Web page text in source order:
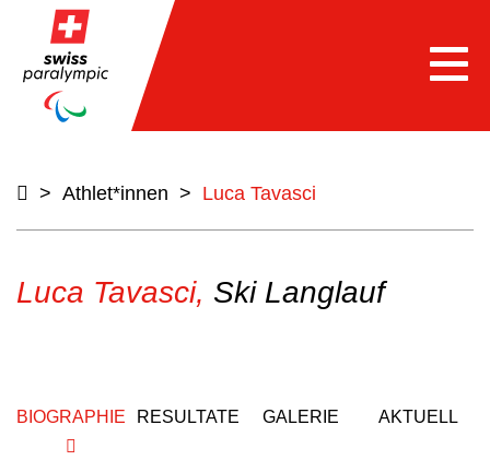
> Athlet*innen > Luca Tavasci
Luca Tavasci, Ski Langlauf
BIOGRAPHIE RESULTATE GALERIE AKTUELL